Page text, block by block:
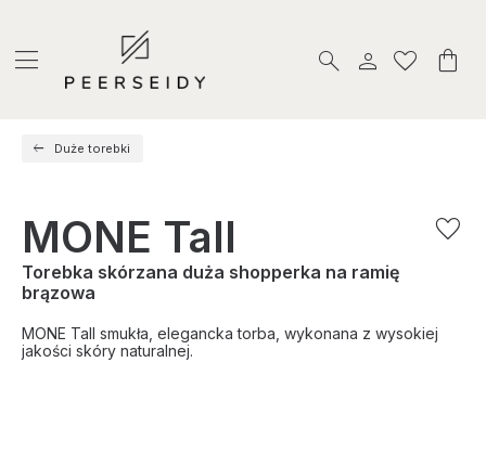
Duże torebki
MONE Tall
Torebka skórzana duża shopperka na ramię
brązowa
MONE Tall smukła, elegancka torba, wykonana z wysokiej
jakości skóry naturalnej.